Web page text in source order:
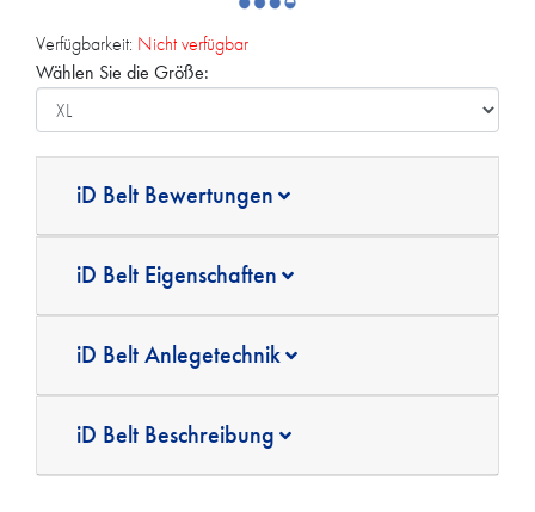
Verfügbarkeit: Nicht verfügbar
Wählen Sie die Größe:
iD Belt Bewertungen
iD Belt Eigenschaften
iD Belt Anlegetechnik
iD Belt Beschreibung